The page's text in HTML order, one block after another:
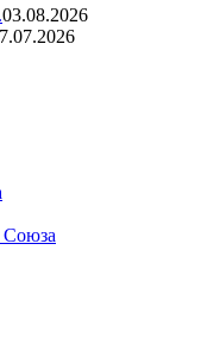
03.08.2026
Союза